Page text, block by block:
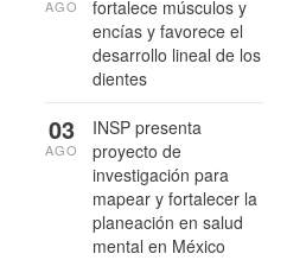
fortalece músculos y
encías y favorece el
desarrollo lineal de los
dientes
AGO
INSP presenta
proyecto de
investigación para
mapear y fortalecer la
planeación en salud
mental en México
03
AGO